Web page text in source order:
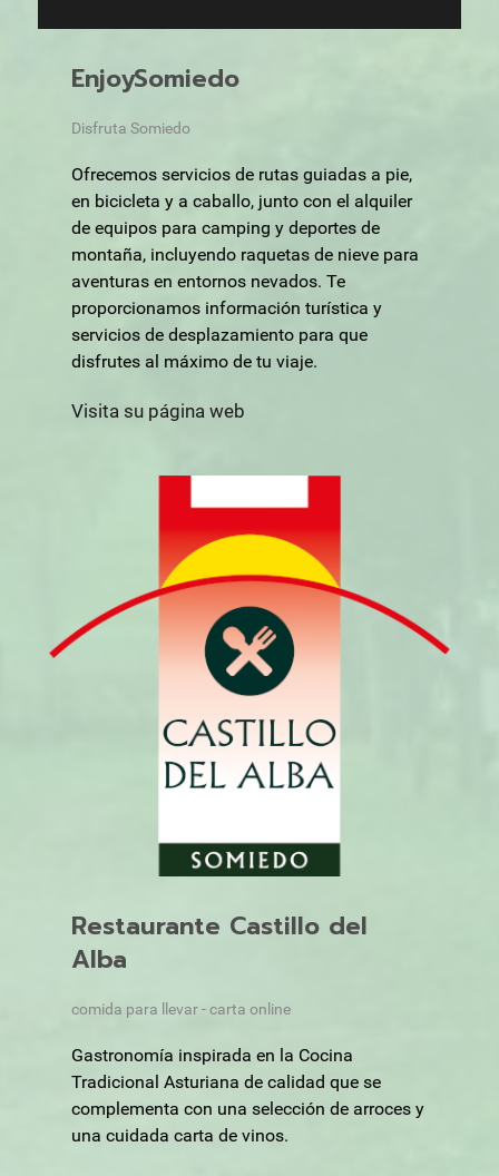
EnjoySomiedo
Disfruta Somiedo
Ofrecemos servicios de rutas guiadas a pie,
en bicicleta y a caballo, junto con el alquiler
de equipos para camping y deportes de
montaña, incluyendo raquetas de nieve para
aventuras en entornos nevados. Te
proporcionamos información turística y
servicios de desplazamiento para que
disfrutes al máximo de tu viaje.
Visita su página web
Restaurante Castillo del
Alba
comida para llevar - carta online
Gastronomía inspirada en la Cocina
Tradicional Asturiana de calidad que se
complementa con una selección de arroces y
una cuidada carta de vinos.